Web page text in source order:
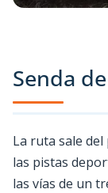
Senda
La ruta sale del
las pistas
las vías de un